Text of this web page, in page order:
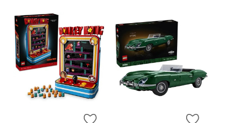
ZUR WUNSCHLISTE HINZUFÜGEN
ZUR